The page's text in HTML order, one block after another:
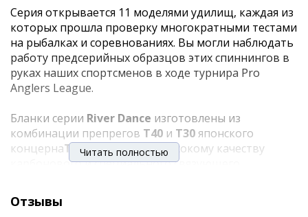
Серия открывается 11 моделями удилищ, каждая из
которых прошла проверку многократными тестами
на рыбалках и соревнованиях. Вы могли наблюдать
работу предсерийных образцов этих спиннингов в
руках наших спортсменов в ходе турнира Pro
Anglers League.
Бланки серии River Dance изготовлены из
комбинации препрегов T40 и Т30японского
концернаToray. Благодаря высокому качеству
карбонового и специального связующего
сочетания строя
чувствительности бланков.
Читать полностью
Отзывы